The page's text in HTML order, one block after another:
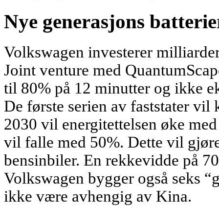
Nye generasjons
Volkswagen investerer
Joint venture med
til 80% på 12 minutter og ikke
De første serien av faststater
2030 vil energitettelsen øke
vil falle med 50%. Dette vil
bensinbiler. En rekkevidde på
Volkswagen bygger også seks
ikke være avhengig av Kina.